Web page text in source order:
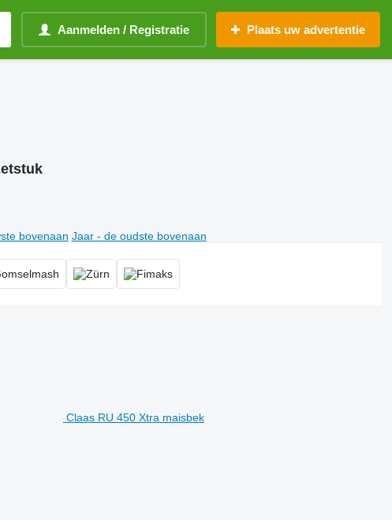
Aanmelden / Registratie Plaats uw advertentie
bovenaan Jaar - de oudste bovenaan
Claas RU 450 Xtra maisbek